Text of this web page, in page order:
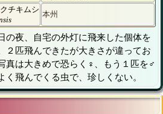
チキムシ
本州
の夜、自宅の外灯に飛来した個体を
２匹飛んできたが大きさが違ってお
真は大きめで恐らく♀、もう１匹を♂
く飛んでくる虫で、珍しくない。